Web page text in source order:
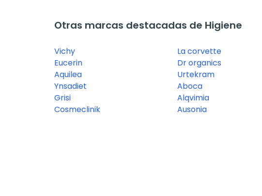
Otras marcas destacadas de Higiene
Vichy
Eucerin
Aquilea
Ynsadiet
Grisi
Cosmeclinik
La corvette
Dr organics
Urtekram
Aboca
Alqvimia
Ausonia